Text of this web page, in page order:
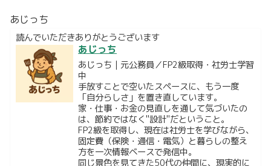
あじっち
読んでいただきありがとうございます
あじっち
あじっち｜元公務員／FP2級取得・社労士学習
中
手放すことで空いたスペースに、もう一度
「自分らしさ」を置き直しています。
家・仕事・お金の見直しを通して気づいたの
は、節約ではなく"設計"だということ。
FP2級を取得し、現在は社労士を学びながら、
固定費（保険・通信・電気）と暮らしの整え
方を一次情報ベースで発信中。
同じ景色を見てきた50代の仲間に、現実的に